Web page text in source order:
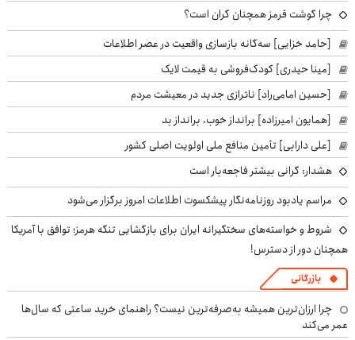
چرا گوشت قرمز همچنان گران است؟
[حامد خزایی] سه‌گانه بازسازی واقعیت در عصر اطلاعات
[مینا حیدری] کودک‌فروشی به قیمت لایک
[حسین امامی‌راد] ناترازی جدید در معیشت مردم
[همایون امیرزاده] برانداز خوب، برانداز بد
[علی دارابی] تأمین منافع ملی اولویت اصلی کشور
هشدار: گرانی بیشتر فاجعه‌بار است
مراسم یادبود روزنامه‌نگار پیشکسوت اطلاعات امروز برگزار می‌شود
شروط و خواسته‌های سختگیرانه ایران برای بازگشایی تنگه هرمز؛ توافق با آمریکا
همچنان دور از دسترس!
بازرگانی
چرا ارزان‌ترین همیشه به‌صرفه‌ترین نیست؟ راهنمای خرید ساعتی که سال‌ها
عمر می‌کند